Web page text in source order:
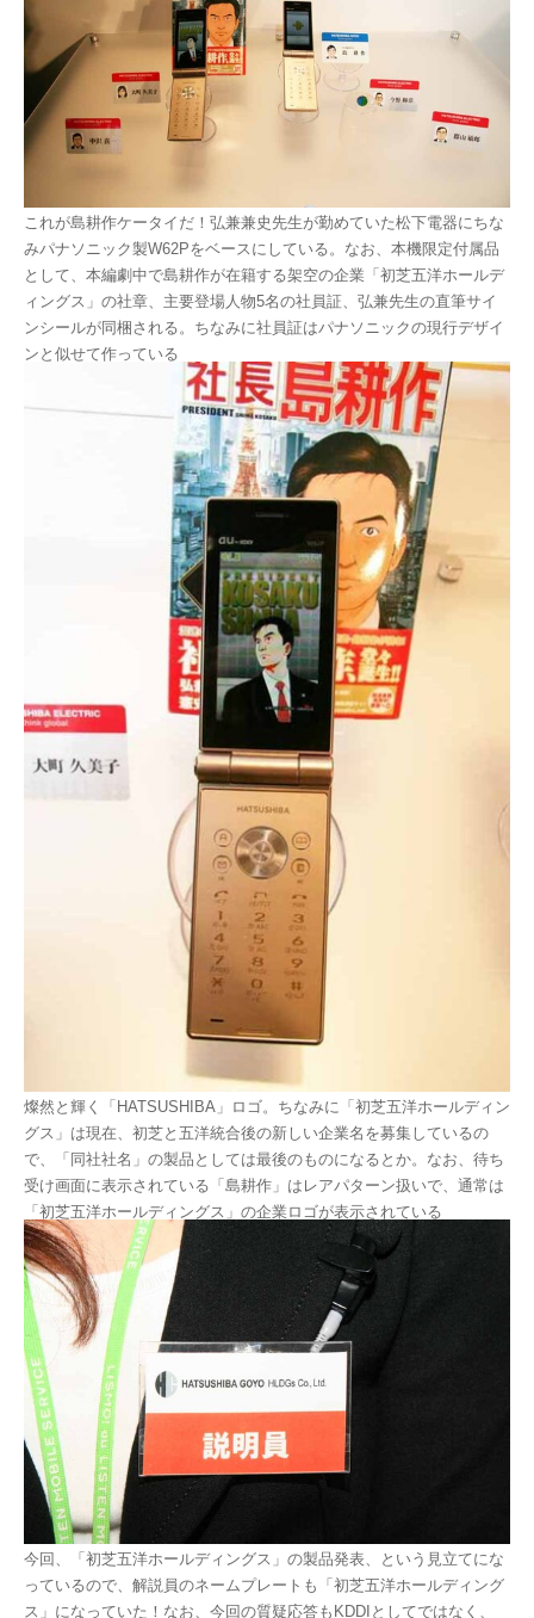
これが島耕作ケータイだ！弘兼兼史先生が勤めていた松下電器にちな
みパナソニック製W62Pをベースにしている。なお、本機限定付属品
として、本編劇中で島耕作が在籍する架空の企業「初芝五洋ホールデ
ィングス」の社章、主要登場人物5名の社員証、弘兼先生の直筆サイ
ンシールが同梱される。ちなみに社員証はパナソニックの現行デザイ
ンと似せて作っている
燦然と輝く「HATSUSHIBA」ロゴ。ちなみに「初芝五洋ホールディン
グス」は現在、初芝と五洋統合後の新しい企業名を募集しているの
で、「同社社名」の製品としては最後のものになるとか。なお、待ち
受け画面に表示されている「島耕作」はレアパターン扱いで、通常は
「初芝五洋ホールディングス」の企業ロゴが表示されている
今回、「初芝五洋ホールディングス」の製品発表、という見立てにな
っているので、解説員のネームプレートも「初芝五洋ホールディング
ス」になっていた！なお、今回の質疑応答もKDDIとしてではなく、